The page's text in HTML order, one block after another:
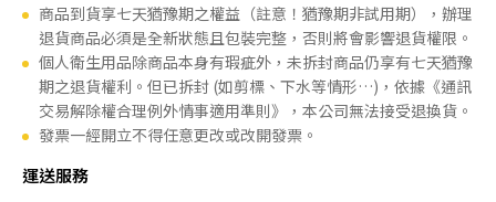
商品到貨享七天猶豫期之權益（註意！猶豫期非試用期），辦理
退貨商品必須是全新狀態且包裝完整，否則將會影響退貨權限。
個人衛生用品除商品本身有瑕疵外，未拆封商品仍享有七天猶豫
期之退貨權利。但已拆封 (如剪標、下水等情形…)，依據《通訊
交易解除權合理例外情事適用準則》，本公司無法接受退換貨。
發票一經開立不得任意更改或改開發票。
運送服務